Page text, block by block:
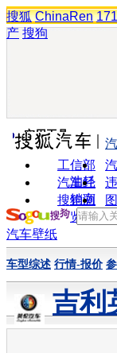
搜狐 ChinaRen
产 搜狗
实用工具
工信部
油耗
汽车经
销商
搜狗浏
览器
汽车壁纸
车型综述 行情-报价
吉利